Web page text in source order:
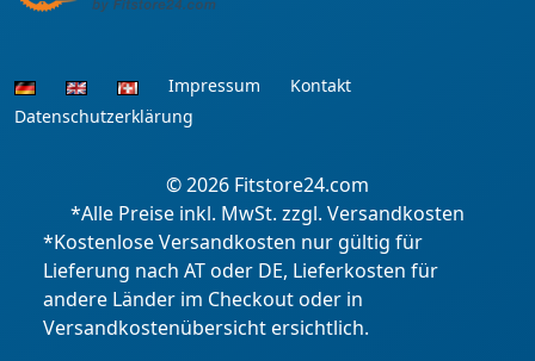
Impressum
Kontakt
Datenschutzerklärung
© 2026 Fitstore24.com
*Alle Preise inkl. MwSt. zzgl. Versandkosten
*Kostenlose Versandkosten nur gültig für
Lieferung nach AT oder DE, Lieferkosten für
andere Länder im Checkout oder in
Versandkostenübersicht ersichtlich.